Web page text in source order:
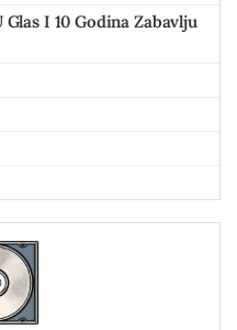
I 10 Godina Zabavlju